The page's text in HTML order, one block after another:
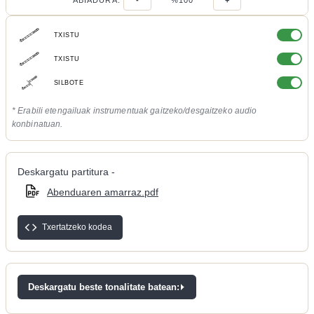
TXISTU
TXISTU
SILBOTE
* Erabili etengailuak instrumentuak gaitzeko/desgaitzeko audio
konbinatuan.
Deskargatu partitura -
Abenduaren amarraz.pdf
Txertatzeko kodea
Deskargatu beste tonalitate batean: